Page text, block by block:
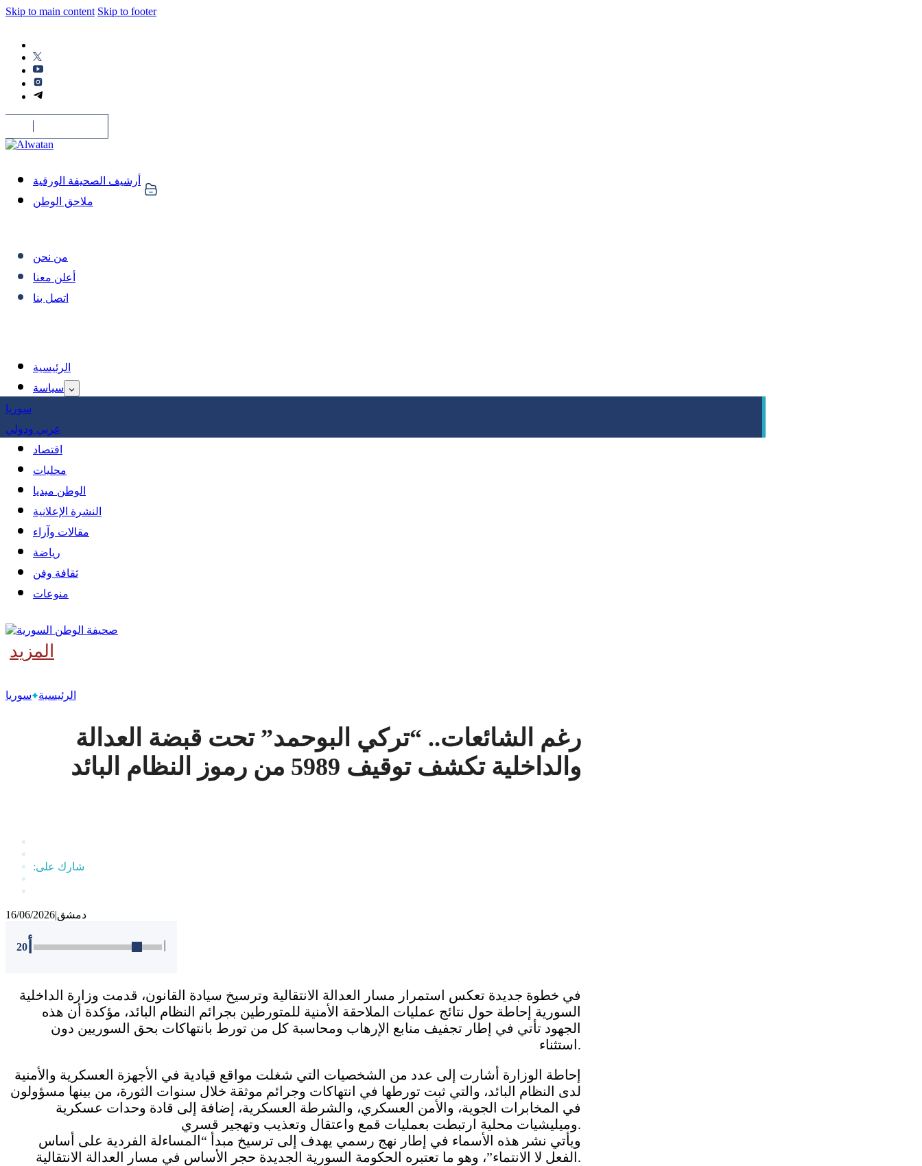
Skip to main content Skip to footer
أرشيف الصحيفة الورقية
ملاحق الوطن
من نحن
أعلن معنا
اتصل بنا
الرئيسية
سياسة
سوريا
عربي ودولي
اقتصاد
محليات
الوطن ميديا
النشرة الإعلانية
مقالات وآراء
رياضة
ثقافة وفن
منوعات
المزيد
الأخبار:‬
الرئيسية سوريا
رغم الشائعات.. “تركي البوحمد” تحت قبضة العدالة
والداخلية تكشف توقيف 5989 من رموز النظام البائد
16/06/2026|دمشق
20
في خطوة جديدة تعكس استمرار مسار العدالة الانتقالية وترسيخ سيادة القانون، قدمت وزارة الداخلية
السورية إحاطة حول نتائج عمليات الملاحقة الأمنية للمتورطين بجرائم النظام البائد، مؤكدة أن هذه
الجهود تأتي في إطار تجفيف منابع الإرهاب ومحاسبة كل من تورط بانتهاكات بحق السوريين دون
استثناء.
إحاطة الوزارة أشارت إلى عدد من الشخصيات التي شغلت مواقع قيادية في الأجهزة العسكرية والأمنية
لدى النظام البائد، والتي ثبت تورطها في انتهاكات وجرائم موثقة خلال سنوات الثورة، من بينها مسؤولون
في المخابرات الجوية، والأمن العسكري، والشرطة العسكرية، إضافة إلى قادة وحدات عسكرية
وميليشيات محلية ارتبطت بعمليات قمع واعتقال وتعذيب وتهجير قسري.
ويأتي نشر هذه الأسماء في إطار نهج رسمي يهدف إلى ترسيخ مبدأ “المساءلة الفردية على أساس
الفعل لا الانتماء”، وهو ما تعتبره الحكومة السورية الجديدة حجر الأساس في مسار العدالة الانتقالية.